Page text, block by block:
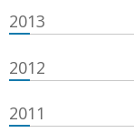
2013
2012
2011